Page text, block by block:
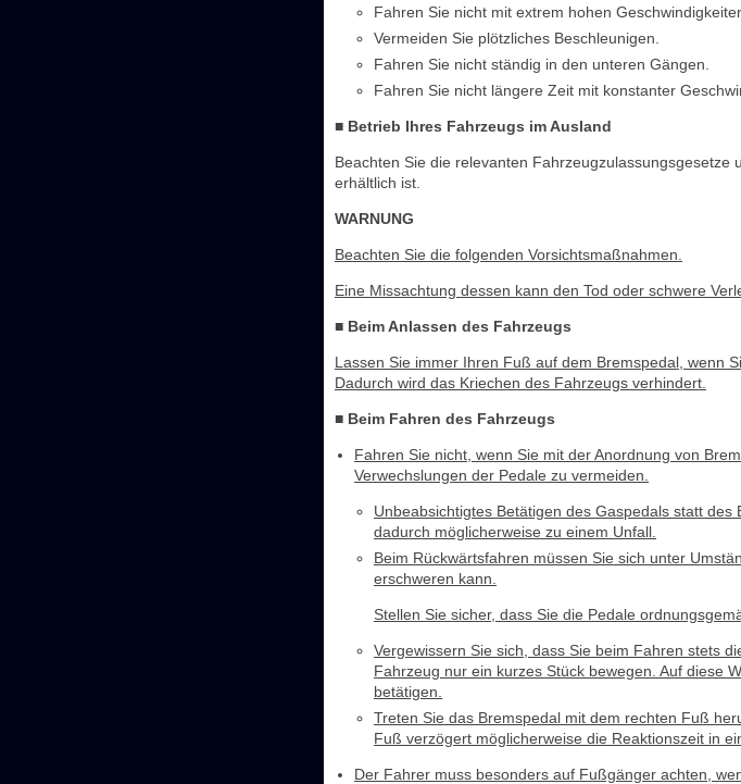
Fahren Sie nicht mit extrem hohen
Vermeiden Sie plötzliches Beschleunigen.
Fahren Sie nicht ständig in den unteren Gängen.
Fahren Sie nicht längere Zeit mit konstanter
■ Betrieb Ihres Fahrzeugs im Ausland
Beachten Sie die relevanten
erhältlich ist.
WARNUNG
Beachten Sie die folgenden Vorsichtsmaßnahmen.
Eine Missachtung dessen kann den Tod oder schwere
■ Beim Anlassen des Fahrzeugs
Lassen Sie immer Ihren Fuß auf dem Bremspedal, wenn
Dadurch wird das Kriechen des Fahrzeugs verhindert.
■ Beim Fahren des Fahrzeugs
Fahren Sie nicht, wenn Sie mit der Anordnung von
Verwechslungen der Pedale zu vermeiden.
Unbeabsichtigtes Betätigen des Gaspedals statt
dadurch möglicherweise zu einem Unfall.
Beim Rückwärtsfahren müssen Sie sich unter
erschweren kann.
Stellen Sie sicher, dass Sie die Pedale
Vergewissern Sie sich, dass Sie beim Fahren stets
Fahrzeug nur ein kurzes Stück bewegen. Auf diese
betätigen.
Treten Sie das Bremspedal mit dem rechten Fuß
Fuß verzögert möglicherweise die Reaktionszeit in
Der Fahrer muss besonders auf Fußgänger achten,